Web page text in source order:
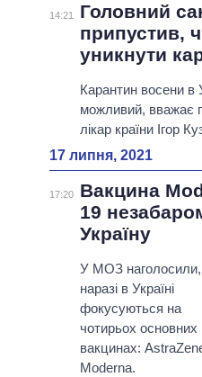
14:21
Головний
припустив,
уникнути
Карантин восени в
можливий, вважає
лікар країни Ігор
17 липня, 2021
17:20
Вакцина
19
Україну
У МОЗ
наразі в Україні
фокусуються на
чотирьох основних
вакцинах:
Moderna.